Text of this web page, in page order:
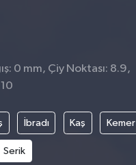
0 mm, Çiy Noktası: 8.9,
İbradı Kaş Kemer
Serik